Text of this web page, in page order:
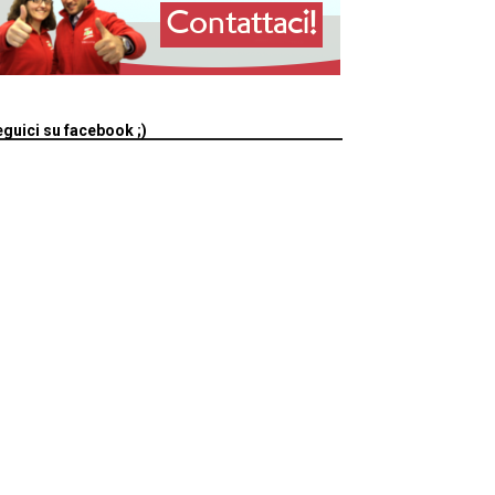
su facebook ;)